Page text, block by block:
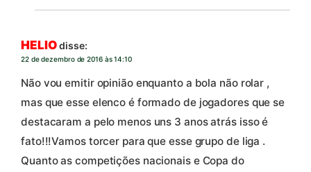
HELIO disse:
22 de dezembro de 2016 às 14:10
Não vou emitir opinião enquanto a bola não rolar ,
mas que esse elenco é formado de jogadores que se
destacaram a pelo menos uns 3 anos atrás isso é
fato!!!Vamos torcer para que esse grupo de liga .
Quanto as competições nacionais e Copa do